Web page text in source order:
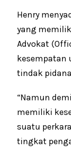
Henry
yang
Advokat
kesempatan
tindak
“Namun
memiliki
suatu
tingkat